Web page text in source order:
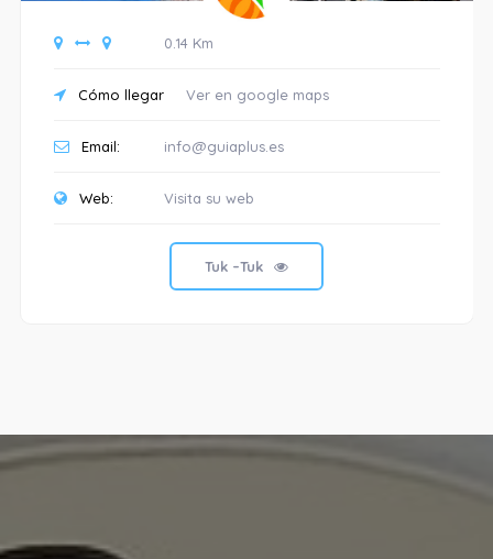
0.14 Km
Cómo llegar Ver en google maps
Email: info@guiaplus.es
Web: Visita su web
Tuk –Tuk